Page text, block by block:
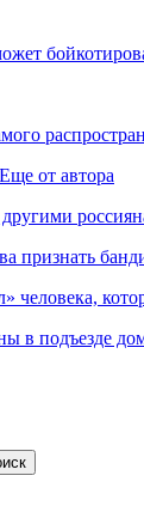
Еще от автора
признать
человека,
в подъезде